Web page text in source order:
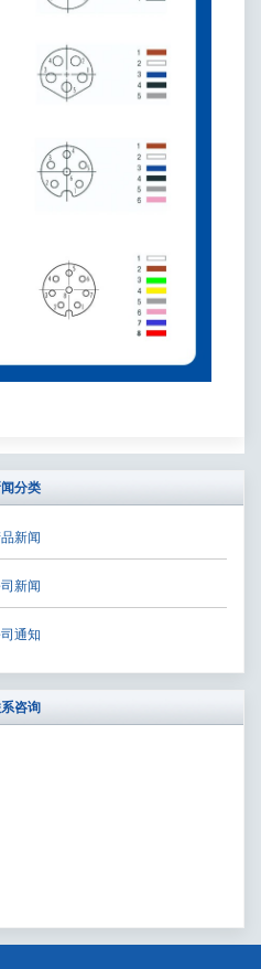
分类
新闻
新闻
通知
咨询